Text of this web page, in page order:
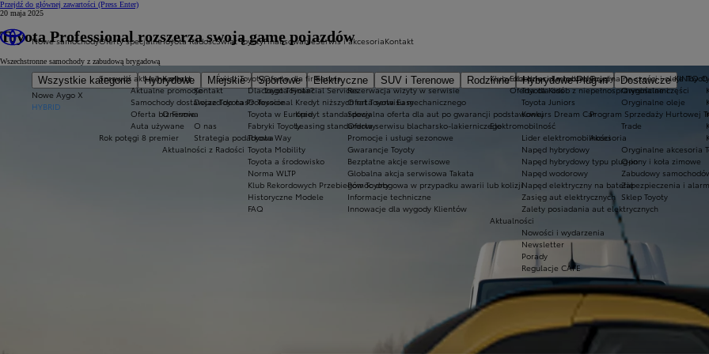
Przejdź do głównej zawartości (Press Enter)
Nowe samochody
Wszystkie kategorie Hybrydowe Miejskie Sportowe Elektryczne SUV i Terenowe Rodzinne Hybrydowe Plug-in
Dostawcze
Nowe Aygo X
HYBRID
Oferty specjalne
Sprawdź aktualne oferty
Aktualne promocje
Samochody dostawcze Toyota Professional
Oferta biznesowa
Auta używane
Rok potęgi 8 premier
Ekobonus dla hybryd Toyoty
Oferta dla osób z niepełnosprawnościami
Toyota Radość
Kontakt
Kontakt
Dojazd do nas
O Firmie
O nas
Strategia podatkowa
Aktualności z Radości
Świat Toyoty
Świat Toyoty
Dlaczego Toyota?
O Toyocie
Toyota w Europie
Fabryki Toyoty
Toyota Way
Toyota Mobility
Toyota a środowisko
Norma WLTP
Klub Rekordowych Przebiegów Toyoty
Historyczne Modele
FAQ
Kluby dla dzieci i młodzieży
Toyota Kids
Toyota Juniors
Konkurs Dream Car
Elektromobilność
Lider elektromobilności
Napęd hybrydowy
Napęd hybrydowy typu plug-in
Napęd wodorowy
Napęd elektryczny na baterię
Zasięg aut elektrycznych
Zalety posiadania aut elektrycznych
Aktualności
Nowości i wydarzenia
Newsletter
Porady
Regulacje CAFE
Finansowanie
Oferta dla firm
Toyota Financial Services
Kredyt niższych rat Toyota Easy
Kredyt standardowy
Leasing standardowy
KINTO
Serwis i akcesoria
Serwis
Rezerwacja wizyty w serwisie
Oferta serwisu mechanicznego
Specjalna oferta dla aut po gwarancji podstawowej
Oferta serwisu blacharsko-lakierniczego
Promocje i usługi sezonowe
Gwarancje Toyoty
Bezpłatne akcje serwisowe
Globalna akcja serwisowa Takata
Pomoc drogowa w przypadku awarii lub kolizji
Informacje techniczne
Innowacje dla wygody Klientów
Oryginalne części i oleje Toyoty
Oryginalne części
Oryginalne oleje
Program Sprzedaży Hurtowej
Trade
Akcesoria
Oryginalne akcesoria
Opony i koła zimowe
Zabudowy
Zabezpieczenia i
Sklep Toyoty
Kontakt
20 maja 2025
Toyota Professional rozszerza swoją gamę pojazdów
Wszechstronne samochody z zabudową brygadową